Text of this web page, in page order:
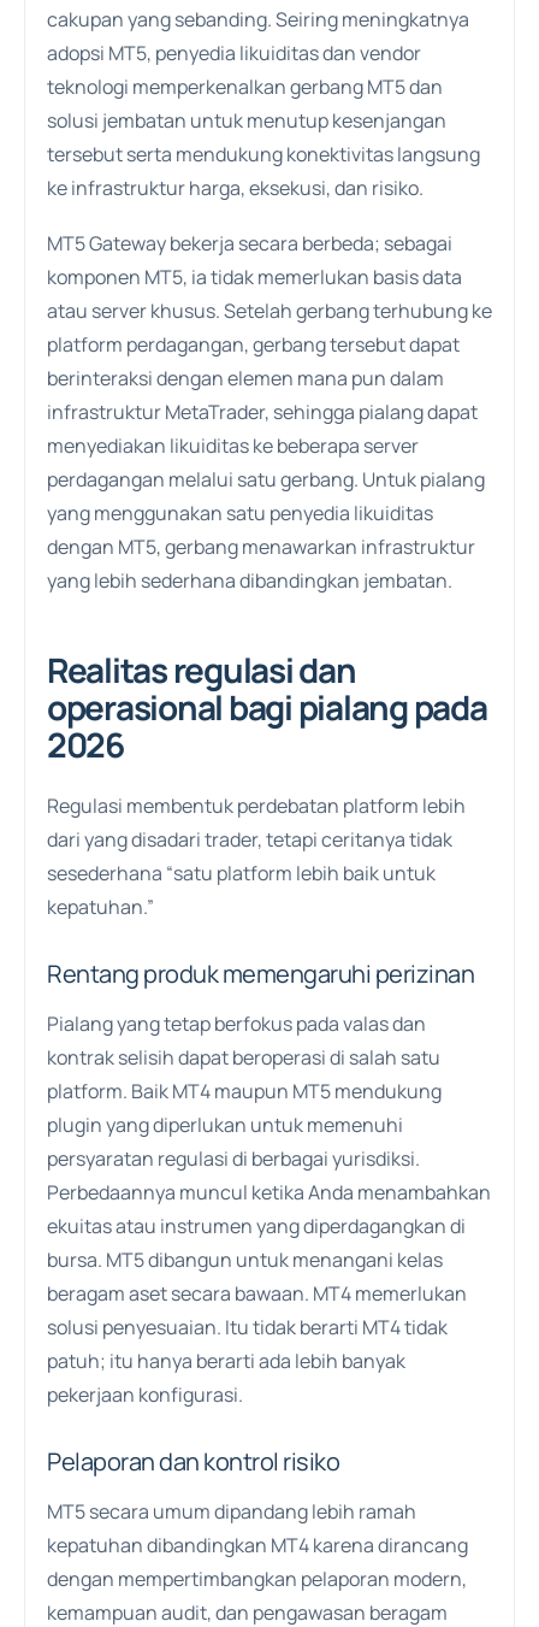
cakupan yang sebanding. Seiring meningkatnya
adopsi MT5, penyedia likuiditas dan vendor
teknologi memperkenalkan gerbang MT5 dan
solusi jembatan untuk menutup kesenjangan
tersebut serta mendukung konektivitas langsung
ke infrastruktur harga, eksekusi, dan risiko.
MT5 Gateway bekerja secara berbeda; sebagai
komponen MT5, ia tidak memerlukan basis data
atau server khusus. Setelah gerbang terhubung ke
platform perdagangan, gerbang tersebut dapat
berinteraksi dengan elemen mana pun dalam
infrastruktur MetaTrader, sehingga pialang dapat
menyediakan likuiditas ke beberapa server
perdagangan melalui satu gerbang. Untuk pialang
yang menggunakan satu penyedia likuiditas
dengan MT5, gerbang menawarkan infrastruktur
yang lebih sederhana dibandingkan jembatan.
Realitas regulasi dan
operasional bagi pialang pada
2026
Regulasi membentuk perdebatan platform lebih
dari yang disadari trader, tetapi ceritanya tidak
sesederhana “satu platform lebih baik untuk
kepatuhan.”
Rentang produk memengaruhi perizinan
Pialang yang tetap berfokus pada valas dan
kontrak selisih dapat beroperasi di salah satu
platform. Baik MT4 maupun MT5 mendukung
plugin yang diperlukan untuk memenuhi
persyaratan regulasi di berbagai yurisdiksi.
Perbedaannya muncul ketika Anda menambahkan
ekuitas atau instrumen yang diperdagangkan di
bursa. MT5 dibangun untuk menangani kelas
beragam aset secara bawaan. MT4 memerlukan
solusi penyesuaian. Itu tidak berarti MT4 tidak
patuh; itu hanya berarti ada lebih banyak
pekerjaan konfigurasi.
Pelaporan dan kontrol risiko
MT5 secara umum dipandang lebih ramah
kepatuhan dibandingkan MT4 karena dirancang
dengan mempertimbangkan pelaporan modern,
kemampuan audit, dan pengawasan beragam